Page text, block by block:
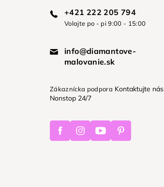
+421 222 205 794
Volajte po - pi 9:00 - 15:00
info@diamantove-
malovanie.sk
Zákaznícka podpora Kontaktujte nás
Nonstop 24/7
FacebookInstagramYoutubePinterest